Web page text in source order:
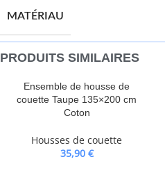
MATÉRIAU
PRODUITS SIMILAIRES
Ensemble de housse de
couette Taupe 135×200 cm
Coton
Housses de couette
35,90 €